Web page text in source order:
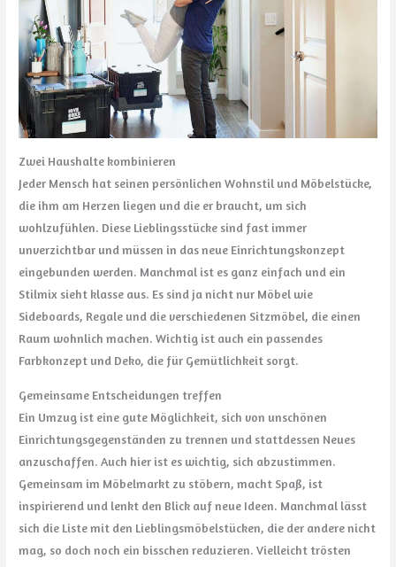
Zwei Haushalte kombinieren
Jeder Mensch hat seinen persönlichen Wohnstil und Möbelstücke,
die ihm am Herzen liegen und die er braucht, um sich
wohlzufühlen. Diese Lieblingsstücke sind fast immer
unverzichtbar und müssen in das neue Einrichtungskonzept
eingebunden werden. Manchmal ist es ganz einfach und ein
Stilmix sieht klasse aus. Es sind ja nicht nur Möbel wie
Sideboards, Regale und die verschiedenen Sitzmöbel, die einen
Raum wohnlich machen. Wichtig ist auch ein passendes
Farbkonzept und Deko, die für Gemütlichkeit sorgt.
Gemeinsame Entscheidungen treffen
Ein Umzug ist eine gute Möglichkeit, sich von unschönen
Einrichtungsgegenständen zu trennen und stattdessen Neues
anzuschaffen. Auch hier ist es wichtig, sich abzustimmen.
Gemeinsam im Möbelmarkt zu stöbern, macht Spaß, ist
inspirierend und lenkt den Blick auf neue Ideen. Manchmal lässt
sich die Liste mit den Lieblingsmöbelstücken, die der andere nicht
mag, so doch noch ein bisschen reduzieren. Vielleicht trösten